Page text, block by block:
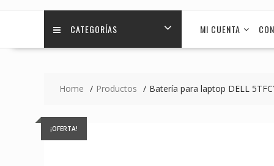
CATEGORÍAS MI CUENTA
Home Productos Batería para laptop DELL
¡OFERTA!